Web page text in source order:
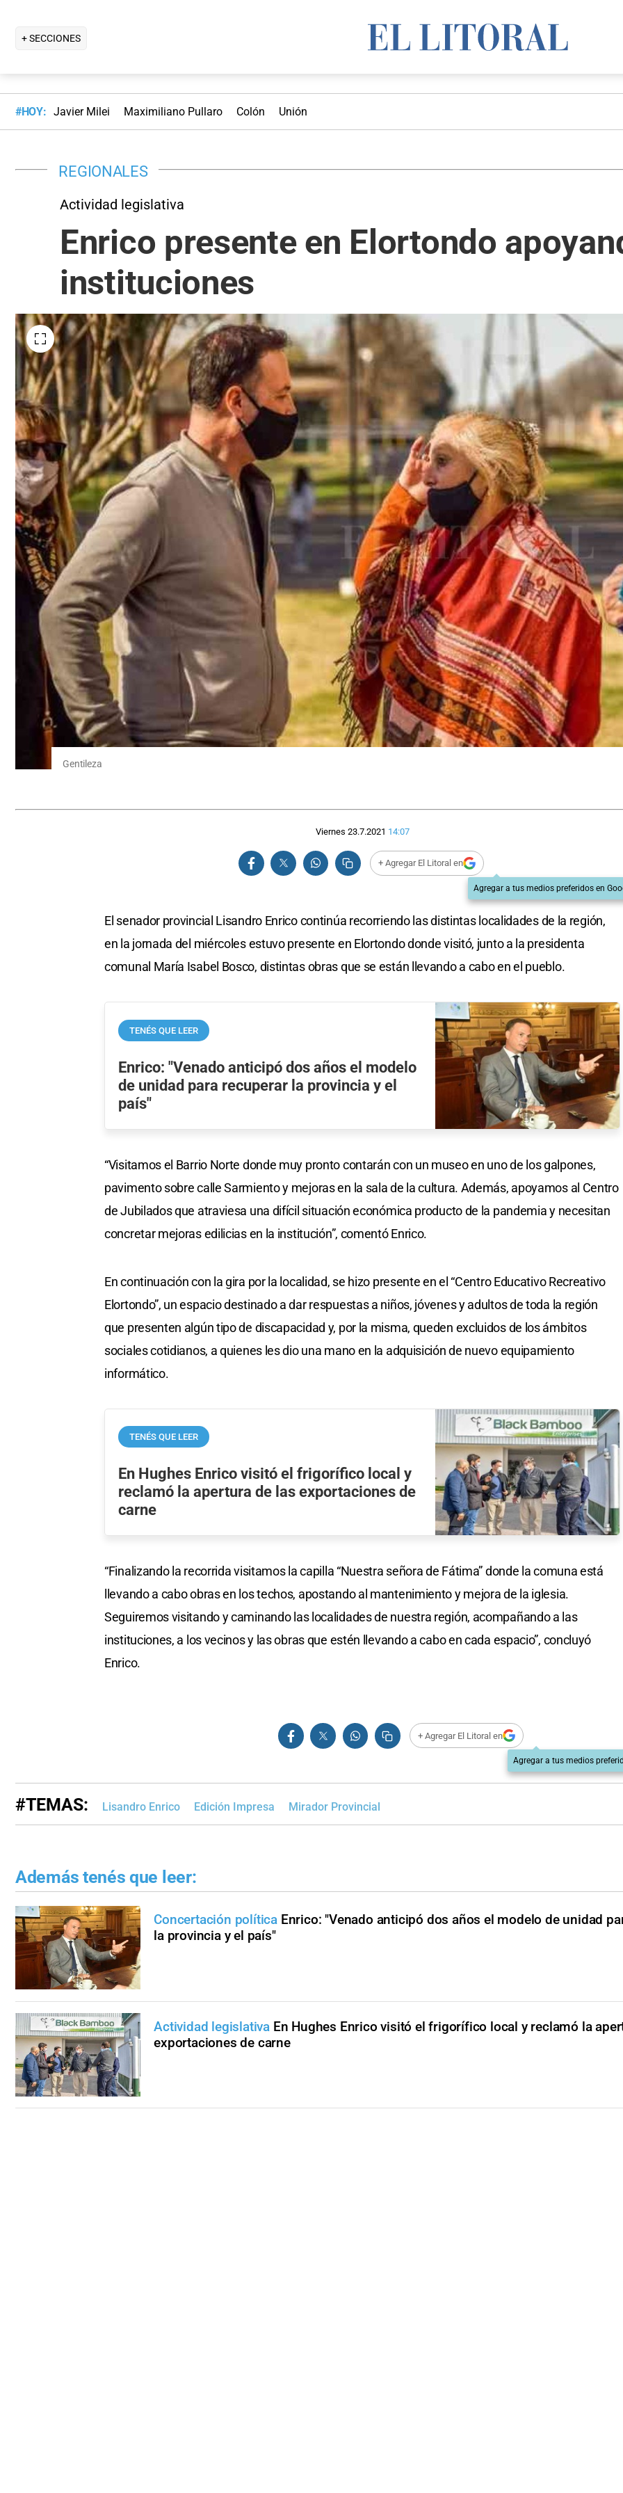
+ SECCIONES
#HOY: Javier Milei Maximiliano Pullaro Colón Unión
REGIONALES
Actividad legislativa
Enrico presente en Elortondo
instituciones
Gentileza
Viernes 23.7.2021 14:07
+ Agregar El Litoral en
Agregar a tus medios preferidos en
El senador provincial Lisandro Enrico continúa recorriendo las distintas localidades de la región,
en la jornada del miércoles estuvo presente en Elortondo donde visitó, junto a la presidenta
comunal María Isabel Bosco, distintas obras que se están llevando a cabo en el pueblo.
TENÉS QUE LEER
Enrico: "Venado anticipó dos años el modelo
de unidad para recuperar la provincia y el
país"
“Visitamos el Barrio Norte donde muy pronto contarán con un museo en uno de los galpones,
pavimento sobre calle Sarmiento y mejoras en la sala de la cultura. Además, apoyamos al Centro
de Jubilados que atraviesa una difícil situación económica producto de la pandemia y necesitan
concretar mejoras edilicias en la institución”, comentó Enrico.
En continuación con la gira por la localidad, se hizo presente en el “Centro Educativo Recreativo
Elortondo”, un espacio destinado a dar respuestas a niños, jóvenes y adultos de toda la región
que presenten algún tipo de discapacidad y, por la misma, queden excluidos de los ámbitos
sociales cotidianos, a quienes les dio una mano en la adquisición de nuevo equipamiento
informático.
TENÉS QUE LEER
En Hughes Enrico visitó el frigorífico local y
reclamó la apertura de las exportaciones de
carne
“Finalizando la recorrida visitamos la capilla “Nuestra señora de Fátima” donde la comuna está
llevando a cabo obras en los techos, apostando al mantenimiento y mejora de la iglesia.
Seguiremos visitando y caminando las localidades de nuestra región, acompañando a las
instituciones, a los vecinos y las obras que estén llevando a cabo en cada espacio”, concluyó
Enrico.
+ Agregar El Litoral en
Agregar a tus medios
#TEMAS: Lisandro Enrico Edición Impresa Mirador Provincial
Además tenés que leer:
Concertación política Enrico: "Venado anticipó dos años el modelo de unidad
la provincia y el país"
Actividad legislativa En Hughes Enrico visitó el frigorífico local y reclamó la
exportaciones de carne